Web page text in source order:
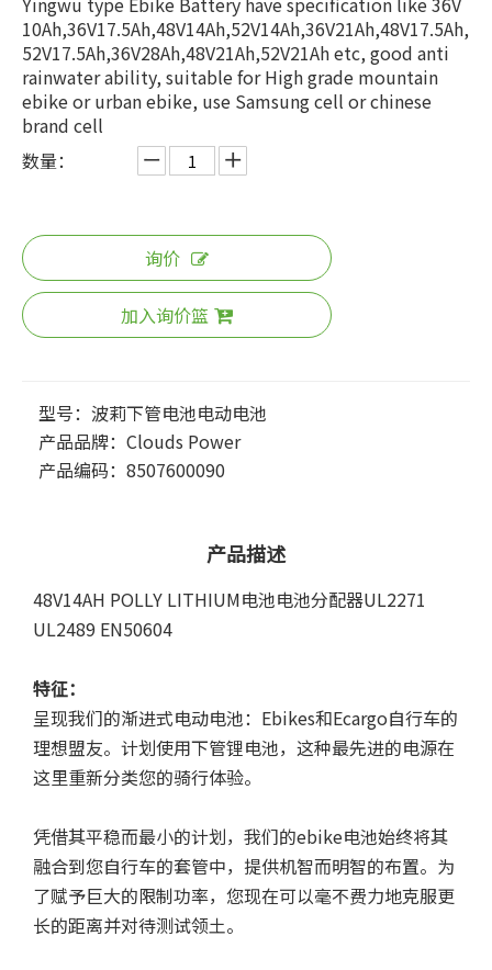
10Ah,36V17.5Ah,48V14Ah,52V14Ah,36V21Ah,48V17.5Ah,
52V17.5Ah,36V28Ah,48V21Ah,52V21Ah etc, good anti
rainwater ability, suitable for High grade mountain
ebike or urban ebike, use Samsung cell or chinese
brand cell
数量：
询价
加入询价篮
型号： 波莉下管电池电动电池
产品品牌： Clouds Power
产品编码： 8507600090
产品描述
48V14AH POLLY LITHIUM电池电池分配器UL2271
UL2489 EN50604
特征：
呈现我们的渐进式电动电池：Ebikes和Ecargo自行车的
理想盟友。计划使用下管锂电池，这种最先进的电源在
这里重新分类您的骑行体验。
凭借其平稳而最小的计划，我们的ebike电池始终将其
融合到您自行车的套管中，提供机智而明智的布置。为
了赋予巨大的限制功率，您现在可以毫不费力地克服更
长的距离并对待测试领土。